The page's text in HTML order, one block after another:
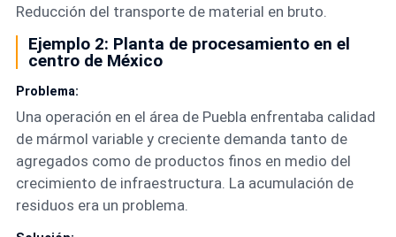
Reducción del transporte de material en bruto.
Ejemplo 2: Planta de procesamiento en el
centro de México
Problema:
Una operación en el área de Puebla enfrentaba calidad
de mármol variable y creciente demanda tanto de
agregados como de productos finos en medio del
crecimiento de infraestructura. La acumulación de
residuos era un problema.